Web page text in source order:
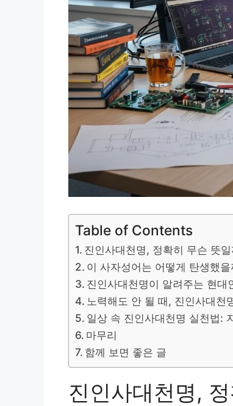
Table of Contents
진인사대천명, 정확히 무슨 뜻
이 사자성어는 어떻게 탄생했
진인사대천명이 알려주는 현대
노력해도 안 될 때, 진인사대천
일상 속 진인사대천명 실천법:
마무리
함께 보면 좋은 글
진인사대천명,